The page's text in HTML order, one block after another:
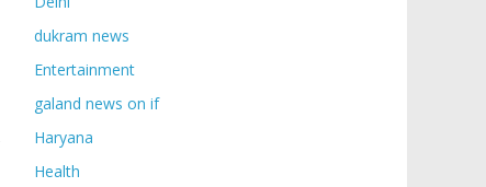
dukram news
Entertainment
galand news on if
Haryana
Health